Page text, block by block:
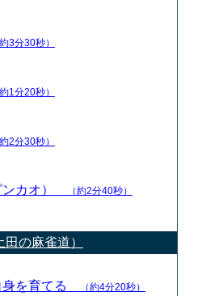
約3分30秒）
約1分20秒）
約2分30秒）
ンカオ） （約2分40秒）
の麻雀道）
身を育てる （約4分20秒）